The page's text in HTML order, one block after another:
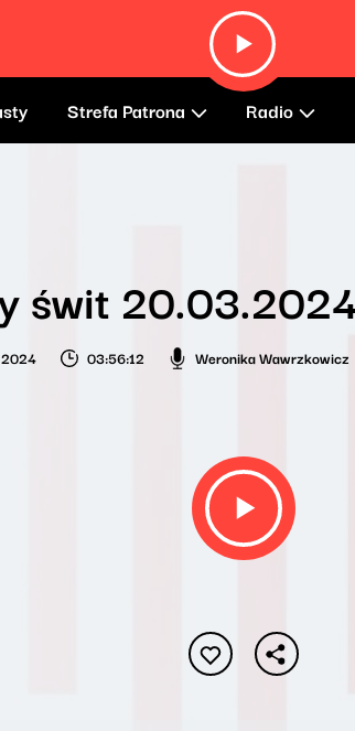
Strefa Patrona Radio
świt
03:56:12 Weronika Wawrzkowicz